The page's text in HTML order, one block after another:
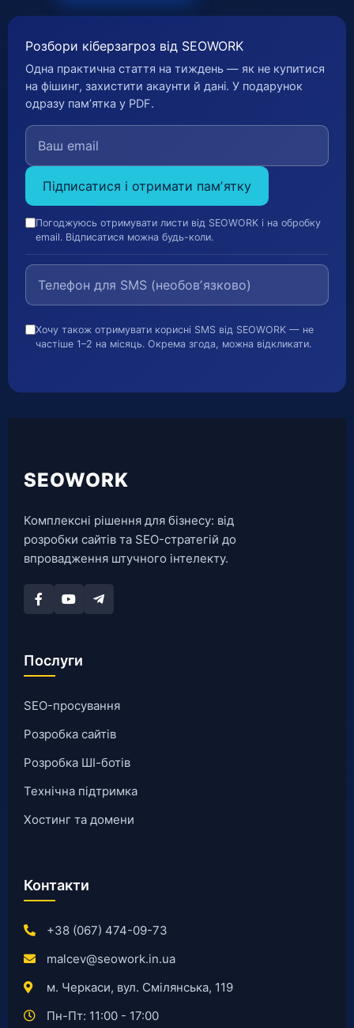
Розбори кіберзагроз від SEOWORK
Одна практична стаття на тиждень — як не купитися
на фішинг, захистити акаунти й дані. У подарунок
одразу памʼятка у PDF.
Підписатися і отримати памʼятку
Погоджуюсь отримувати листи від SEOWORK і на обробку
email. Відписатися можна будь-коли.
Хочу також отримувати корисні SMS від SEOWORK — не
частіше 1–2 на місяць. Окрема згода, можна відкликати.
SEOWORK
Комплексні рішення для бізнесу: від
розробки сайтів та SEO-стратегій до
впровадження штучного інтелекту.
Послуги
SEO-просування
Розробка сайтів
Розробка ШІ-ботів
Технічна підтримка
Хостинг та домени
Контакти
+38 (067) 474-09-73
malcev@seowork.in.ua
м. Черкаси, вул. Смілянська, 119
Пн-Пт: 11:00 - 17:00